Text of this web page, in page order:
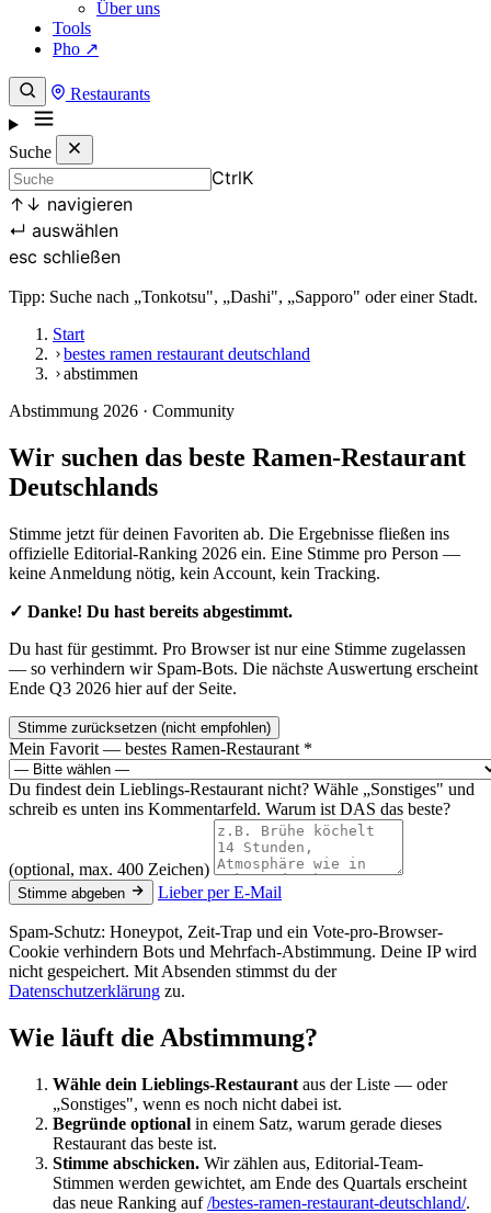
Über uns
Tools
Pho ↗
Restaurants
Suche
CtrlK
↑ ↓ navigieren
↵ auswählen
esc schließen
Tipp: Suche nach „Tonkotsu", „Dashi", „Sapporo" oder einer Stadt.
Start
bestes ramen restaurant deutschland
abstimmen
Abstimmung 2026 · Community
Wir suchen das beste Ramen-Restaurant
Deutschlands
Stimme jetzt für deinen Favoriten ab. Die Ergebnisse fließen ins
offizielle Editorial-Ranking 2026 ein. Eine Stimme pro Person —
keine Anmeldung nötig, kein Account, kein Tracking.
✓ Danke! Du hast bereits abgestimmt.
Du hast für gestimmt. Pro Browser ist nur eine Stimme zugelassen
— so verhindern wir Spam-Bots. Die nächste Auswertung erscheint
Ende Q3 2026 hier auf der Seite.
Stimme zurücksetzen (nicht empfohlen)
Mein Favorit — bestes Ramen-Restaurant *
Du findest dein Lieblings-Restaurant nicht? Wähle „Sonstiges" und
schreib es unten ins Kommentarfeld. Warum ist DAS das beste?
(optional, max. 400 Zeichen)
Stimme abgeben Lieber per E-Mail
Spam-Schutz: Honeypot, Zeit-Trap und ein Vote-pro-Browser-
Cookie verhindern Bots und Mehrfach-Abstimmung. Deine IP wird
nicht gespeichert. Mit Absenden stimmst du der
Datenschutzerklärung zu.
Wie läuft die Abstimmung?
Wähle dein Lieblings-Restaurant aus der Liste — oder
„Sonstiges", wenn es noch nicht dabei ist.
Begründe optional in einem Satz, warum gerade dieses
Restaurant das beste ist.
Stimme abschicken. Wir zählen aus, Editorial-Team-
Stimmen werden gewichtet, am Ende des Quartals erscheint
das neue Ranking auf/bestes-ramen-restaurant-deutschland/.